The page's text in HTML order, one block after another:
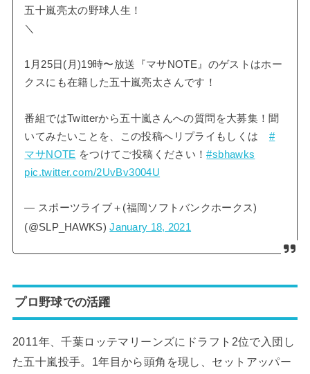
五十嵐亮太の野球人生！
＼
1月25日(月)19時〜放送『マサNOTE』のゲストはホー
クスにも在籍した五十嵐亮太さんです！
番組ではTwitterから五十嵐さんへの質問を大募集！聞
いてみたいことを、この投稿へリプライもしくは #
マサNOTE をつけてご投稿ください！#sbhawks
pic.twitter.com/2UvBv3004U
— スポーツライブ＋(福岡ソフトバンクホークス)
(@SLP_HAWKS)January 18, 2021
プロ野球での活躍
2011年、千葉ロッテマリーンズにドラフト2位で入団し
た五十嵐投手。1年目から頭角を現し、セットアッパー